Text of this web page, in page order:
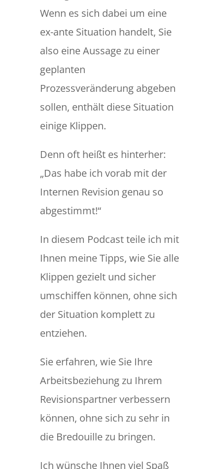
Wenn es sich dabei um eine
ex-ante Situation handelt, Sie
also eine Aussage zu einer
geplanten
Prozessveränderung abgeben
sollen, enthält diese Situation
einige Klippen.
Denn oft heißt es hinterher:
„Das habe ich vorab mit der
Internen Revision genau so
abgestimmt!“
In diesem Podcast teile ich mit
Ihnen meine Tipps, wie Sie alle
Klippen gezielt und sicher
umschiffen können, ohne sich
der Situation komplett zu
entziehen.
Sie erfahren, wie Sie Ihre
Arbeitsbeziehung zu Ihrem
Revisionspartner verbessern
können, ohne sich zu sehr in
die Bredouille zu bringen.
Ich wünsche Ihnen viel Spaß